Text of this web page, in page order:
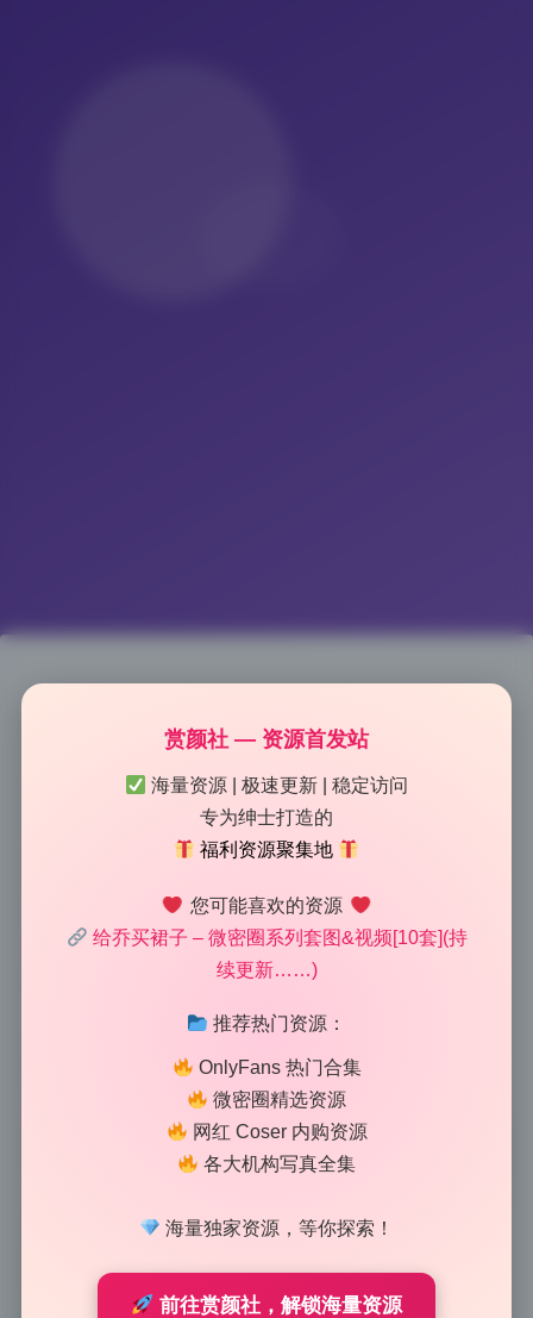
给乔买裙子 10套写真合集精选原
图打包下载
2026-6-04 14:29 | 139 |
865 字 | 4 分钟
这套图最打动人心的就是情绪，不是硬拗出来的，而是
模特和摄影师在自然沟通中捕捉到的真实瞬间。乔穿着
不同款式的裙子，眼神里藏着故事，肢体语言松弛又细
的时光。整组高清写真把少女的敏感与温柔放进了镜头
里，每一帧都像电影截图，让人忍不住多看几眼。
赏颜社 — 资源首发站
海量资源 | 极速更新 | 稳定访问
专为绅士打造的
福利资源聚集地
您可能喜欢的资源
给乔买裙子 – 微密圈系列套图&视频[10套](持
续更新……)
推荐热门资源：
OnlyFans 热门合集
微密圈精选资源
网红 Coser 内购资源
各大机构写真全集
海量独家资源，等你探索！
前往赏颜社，解锁海量资源